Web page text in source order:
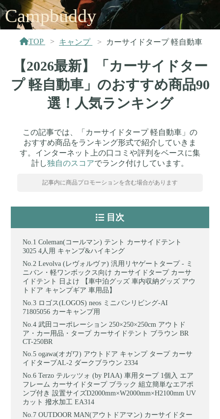
Campbuddy
TOP キャンプ カーサイドタープ 軽自動車
【2026最新】「カーサイドター
プ 軽自動車」のおすすめ商品90
選！人気ランキング
この記事では、「カーサイドタープ 軽自動車」の
おすすめ商品をランキング形式で紹介していきま
す。インターネット上の口コミや評判をベースに集
計し独自のスコアでランク付けしています。
記事内に商品プロモーションを含む場合があります
目次
Coleman(コールマン) テント カーサイドテント
3025 4人用 キャンプ&ハイキング
Levolva (レヴォルヴァ) 汎用リヤゲートタープ - ミ
ニバン・軽ワンボックス向け カーサイドタープ カーサ
イドテント 日よけ 【車中泊グッズ 車内収納グッズ アウ
トドア キャンプギア 車用品】
ロゴス(LOGOS) neos ミニバンリビング-AI
71805056 カーキャンプ用
武田コーポレーション 250×250×250cm アウトド
ア・カー用品・タープ カーサイドテント ブラウン BR
CT-250BR
ogawa(オガワ) アウトドア キャンプ タープ カーサ
イドタープAL-2 ダークブラウン 2334
Terzo テルッツォ (by PIAA) 車用タープ 1個入 エア
フレーム カーサイドタープ ブラック 組立簡単なエアポ
ンプ付き 設置サイズD2000mm×W2000mm×H2100mm UV
カット 撥水加工 EA314
OUTDOOR MAN(アウトドアマン) カーサイドター